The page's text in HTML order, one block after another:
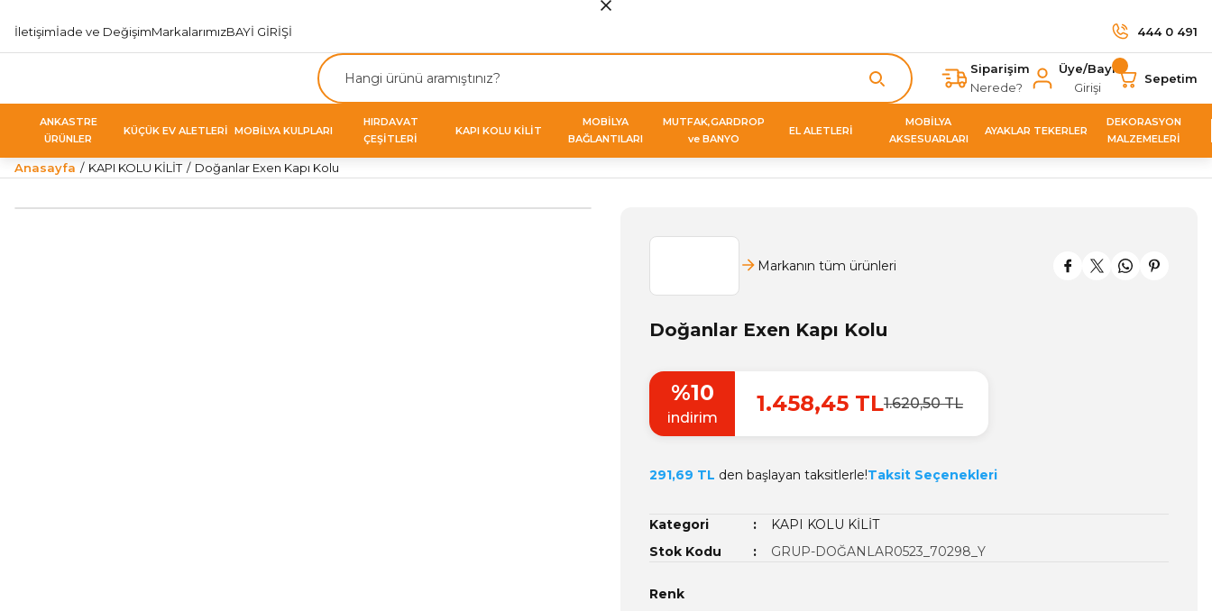
İletişimİade ve DeğişimMarkalarımızBAYİ GİRİŞİ 444 0 491
Siparişim
Nerede?
Üye/Bayi
Girişi
Sepetim
ANKASTRE
ÜRÜNLER
KÜÇÜK EV ALETLERİ MOBİLYA KULPLARI
HIRDAVAT
ÇEŞİTLERİ
KAPI KOLU KİLİT
MOBİLYA
BAĞLANTILARI
MUTFAK,GARDROP
ve BANYO
EL ALETLERİ
MOBİLYA
AKSESUARLARI
AYAKLAR TEKERLER
DEKORASYON
MALZEMELERİ
Anasayfa KAPI KOLU KİLİT Doğanlar Exen Kapı Kolu
Markanın tüm ürünleri
Doğanlar Exen Kapı Kolu
%10
indirim
1.458,45 TL1.620,50 TL
291,69 TL den başlayan taksitlerle!Taksit Seçenekleri
Kategori
KAPI KOLU KİLİT
Stok Kodu
GRUP-DOĞANLAR0523_70298_Y
Renk